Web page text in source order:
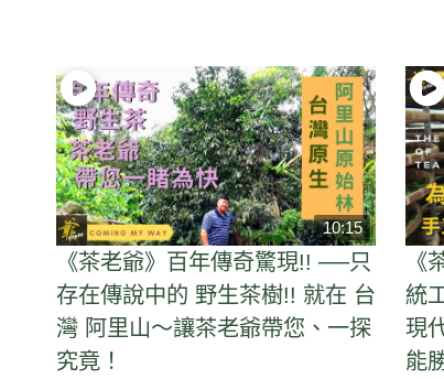
10:15
《茶老爺》百年傳奇驚現!! ──只
存在傳說中的 野生茶樹!! 就在 台
灣 阿里山～讓茶老爺帶您、一探
究竟！
《
統
現
能